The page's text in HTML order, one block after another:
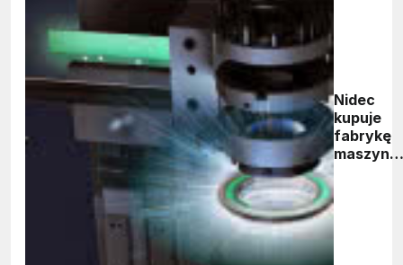
Nidec
kupuje
fabrykę
maszyn